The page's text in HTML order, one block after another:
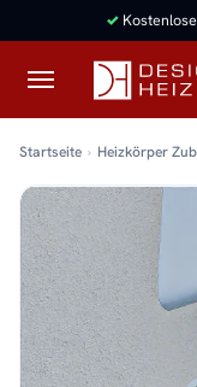
✓
Startseite Heizkörper